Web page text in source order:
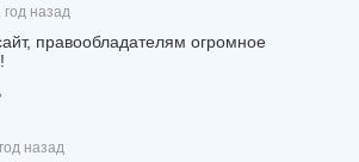
год назад
правообладателям огромное
назад